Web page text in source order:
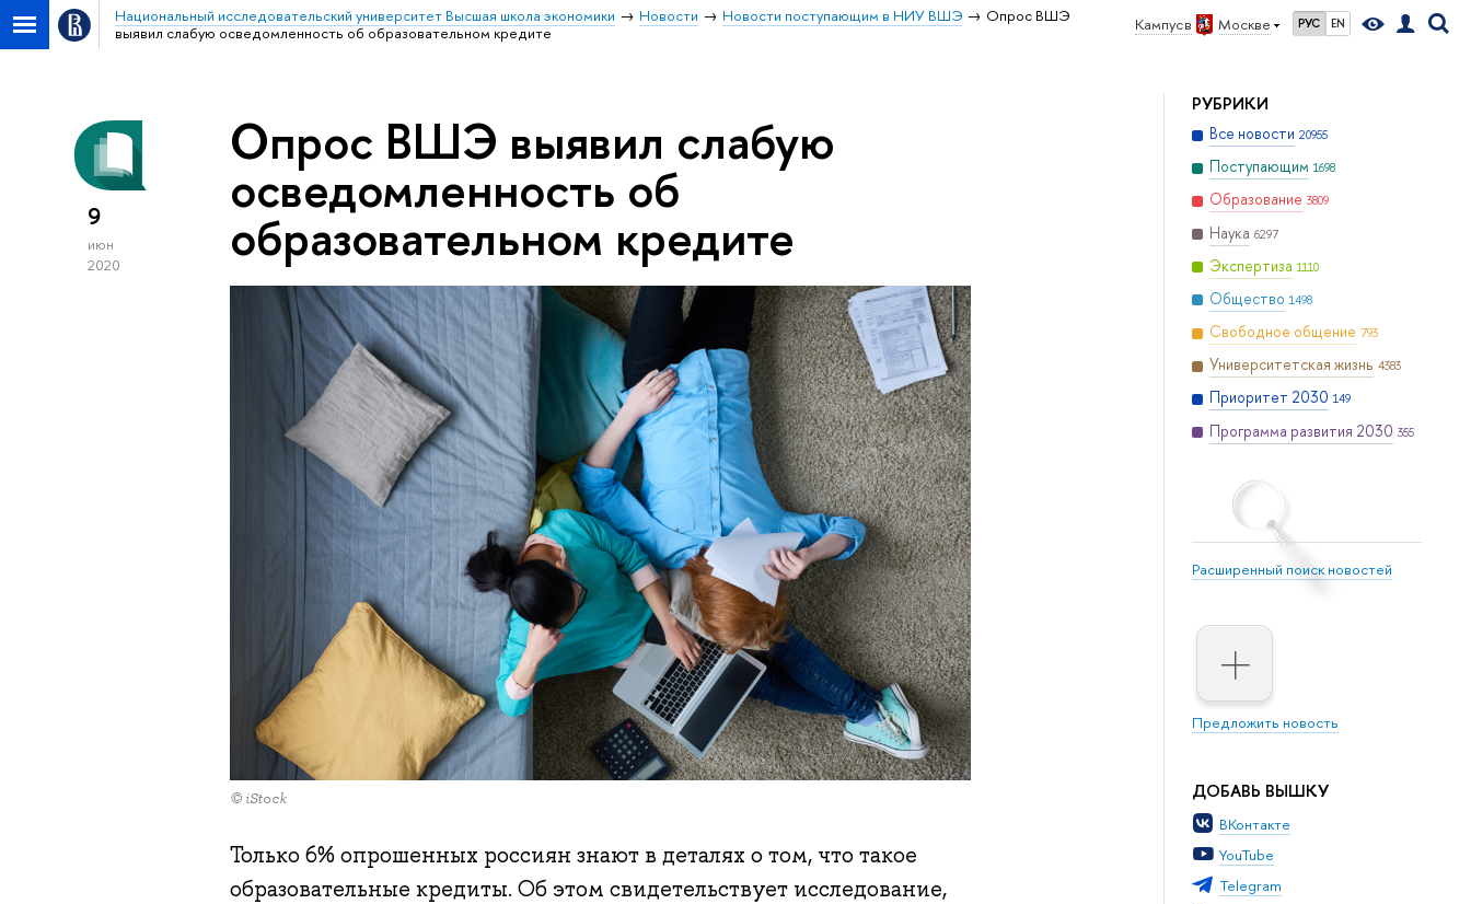
Кампус в Москве РУС EN
Национальный исследовательский университет Высшая школа экономики Новости Новости поступающим в НИУ ВШЭ
Опрос ВШЭ
выявил слабую осведомленность об образовательном кредите
РУБРИКИ
Все новости 20955
Поступающим 1698
Образование 3809
Наука 6297
Экспертиза 1110
Общество 1498
Свободное общение 793
Университетская жизнь 4383
Приоритет 2030 149
Программа развития 2030 355
Расширенный поиск новостей
Предложить новость
ДОБАВЬ ВЫШКУ
ВКонтакте
YouTube
Telegram
9
июн
2020
Опрос ВШЭ выявил слабую
осведомленность об
образовательном кредите
© iStock
Только 6% опрошенных россиян знают в деталях о том, что такое
образовательные кредиты. Об этом свидетельствует исследование,